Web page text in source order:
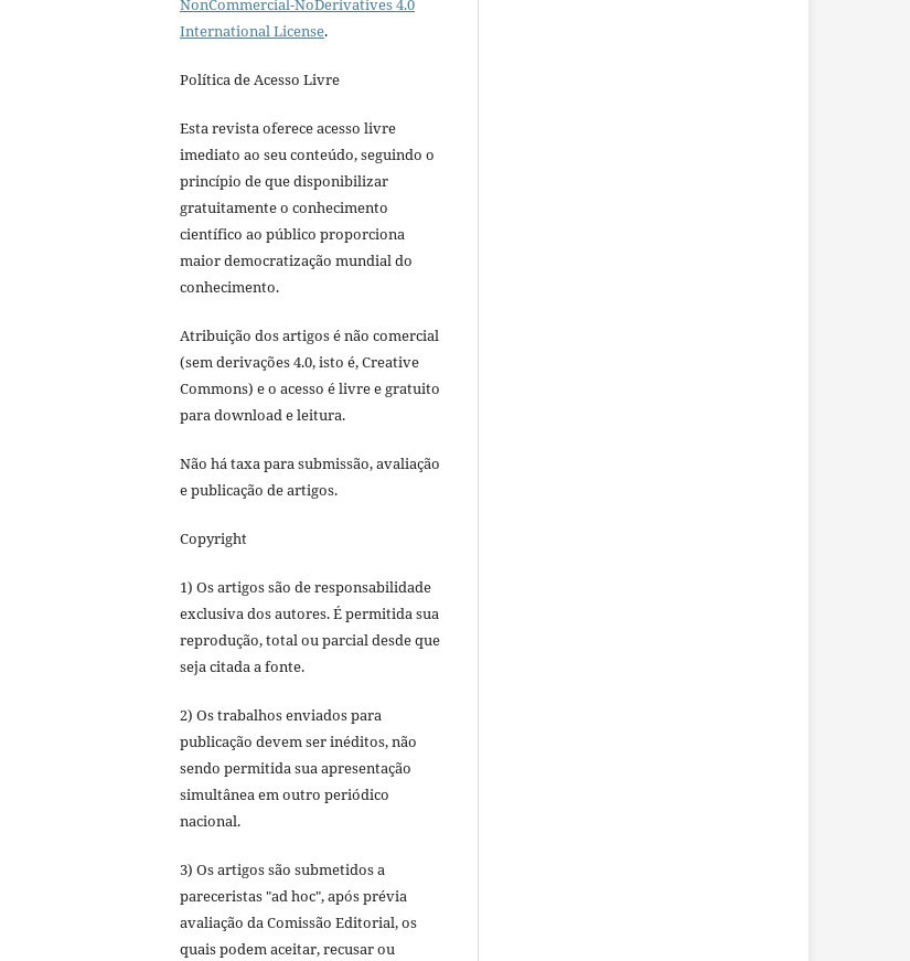
NonCommercial-NoDerivatives 4.0
International License.
Política de Acesso Livre
Esta revista oferece acesso livre
imediato ao seu conteúdo, seguindo o
princípio de que disponibilizar
gratuitamente o conhecimento
científico ao público proporciona
maior democratização mundial do
conhecimento.
Atribuição dos artigos é não comercial
(sem derivações 4.0, isto é, Creative
Commons) e o acesso é livre e gratuito
para download e leitura.
Não há taxa para submissão, avaliação
e publicação de artigos.
Copyright
1) Os artigos são de responsabilidade
exclusiva dos autores. É permitida sua
reprodução, total ou parcial desde que
seja citada a fonte.
2) Os trabalhos enviados para
publicação devem ser inéditos, não
sendo permitida sua apresentação
simultânea em outro periódico
nacional.
3) Os artigos são submetidos a
pareceristas "ad hoc", após prévia
avaliação da Comissão Editorial, os
quais podem aceitar, recusar ou